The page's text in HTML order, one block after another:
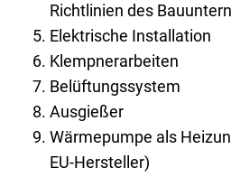
Richtlinien des
Elektrische Installation
Klempnerarbeiten
Belüftungssystem
Ausgießer
Wärmepumpe als
EU-Hersteller)